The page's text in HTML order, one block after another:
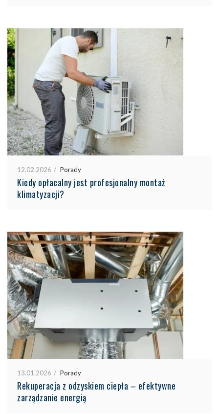
12.02.2026 Porady
Kiedy opłacalny jest profesjonalny montaż
klimatyzacji?
13.01.2026 Porady
Rekuperacja z odzyskiem ciepła – efektywne
zarządzanie energią